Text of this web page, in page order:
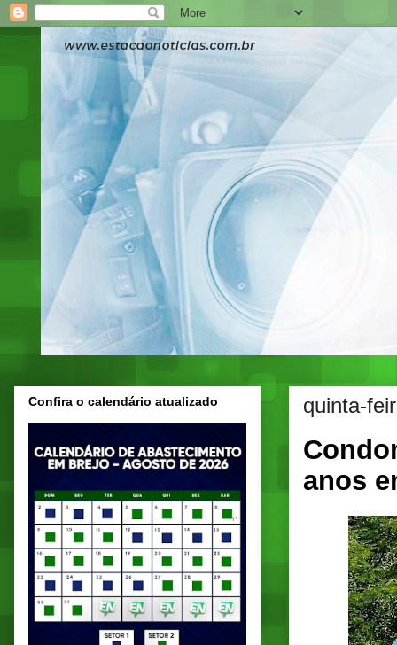
quinta-
anos
Confira o calendário atualizado